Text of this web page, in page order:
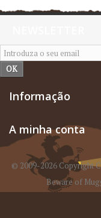
OK
Informação
A minha conta
© 2009-2026 Copyright
Beware of